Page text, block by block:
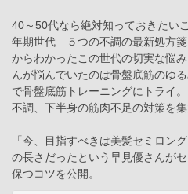
40～50代なら絶対知っておきた
年期世代 ５つの不調の最新処方
からわかったこの世代の切実な悩
んが悩んでいたのは骨盤底筋のゆ
で骨盤底筋トレーニングにトライ
不調、下半身の筋肉不足の対策を集
「今、目指すべきは美髪セミロン
の長さだったという早見優さんが
保つコツを公開。